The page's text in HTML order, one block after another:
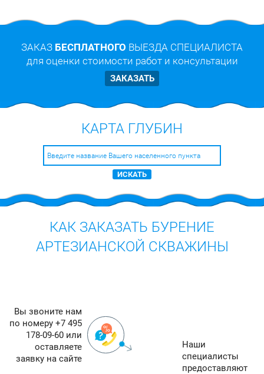
ЗАКАЗ БЕСПЛАТНОГО ВЫЕЗДА СПЕЦИАЛИСТА
для оценки стоимости работ и консультации
ЗАКАЗАТЬ
КАРТА ГЛУБИН
КАК ЗАКАЗАТЬ БУРЕНИЕ
АРТЕЗИАНСКОЙ СКВАЖИНЫ
Вы звоните нам
по номеру +7 495
178-09-60 или
оставляете
заявку на сайте
Наши
специалисты
предоставляют